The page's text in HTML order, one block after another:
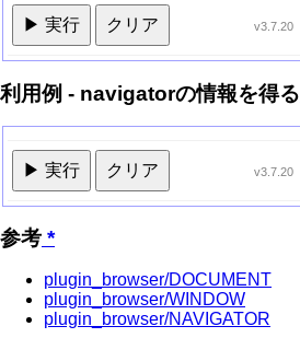
▶ 実行 クリア v3.7.20
利用例 - navigatorの情報を得る
▶ 実行 クリア v3.7.20
参考 *
plugin_browser/DOCUMENT
plugin_browser/WINDOW
plugin_browser/NAVIGATOR